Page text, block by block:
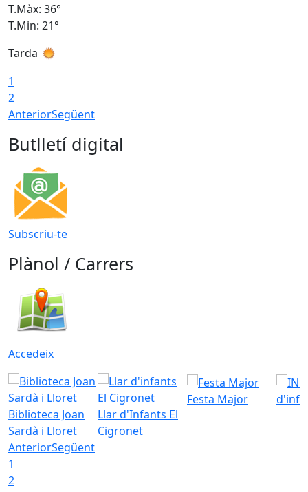
T.Màx: 36°
T.Min: 21°
Tarda
1
2
AnteriorSegüent
Butlletí digital
Subscriu-te
Plànol / Carrers
Accedeix
Biblioteca Joan
Sardà i Lloret
Llar d'Infants El
Cigronet
Festa Major
AnteriorSegüent
1
2